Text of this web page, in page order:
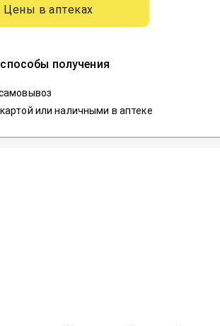
Цены в аптеках
получения
или наличными в аптеке